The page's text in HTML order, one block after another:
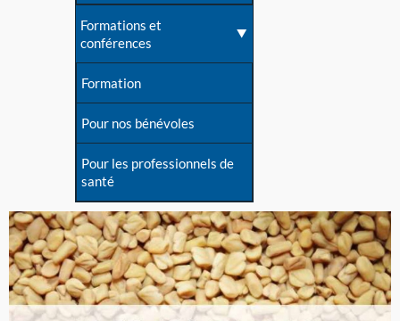
Formations et
conférences
Formation
Pour nos bénévoles
Pour les professionnels de
santé